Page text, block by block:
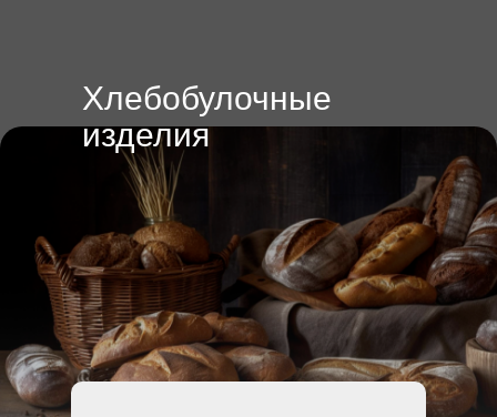
Хлебобулочные
изделия